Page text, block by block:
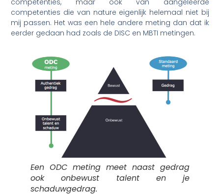
competenties die van nature eigenlijk helemaal niet bij
mij passen. Het was een hele andere meting dan dat ik
eerder gedaan had zoals de DISC en MBTI metingen.
Een ODC meting meet naast gedrag
ook onbewust talent en je
schaduwgedrag.